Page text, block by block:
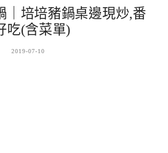
｜培培豬鍋桌邊現炒,番
吃(含菜單)
2019-07-10